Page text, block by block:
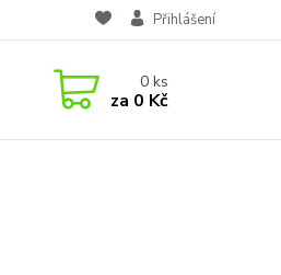
Přihlášení
0ks
za 0 Kč